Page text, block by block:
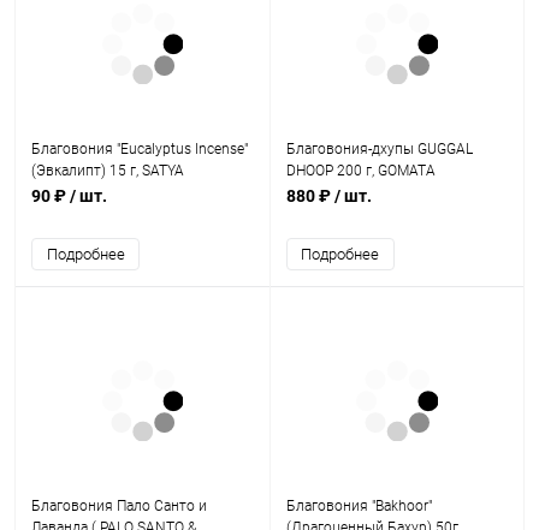
Благовония "Eucalyptus Incense"
(Эвкалипт) 15 г, SATYA
90 ₽/ шт.
Подробнее
Благовония-дхупы GUGGAL
DHOOP 200 г, GOMATA
880 ₽/ шт.
Подробнее
Благовония Пало Санто и
Благовония "Bakhoor"